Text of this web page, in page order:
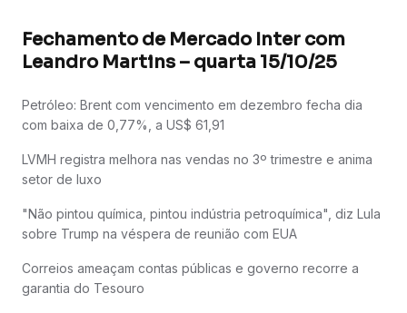
Fechamento de Mercado Inter com
Leandro Martins – quarta 15/10/25
Petróleo: Brent com vencimento em dezembro fecha dia
com baixa de 0,77%, a US$ 61,91
LVMH registra melhora nas vendas no 3º trimestre e anima
setor de luxo
"Não pintou química, pintou indústria petroquímica", diz Lula
sobre Trump na véspera de reunião com EUA
Correios ameaçam contas públicas e governo recorre a
garantia do Tesouro